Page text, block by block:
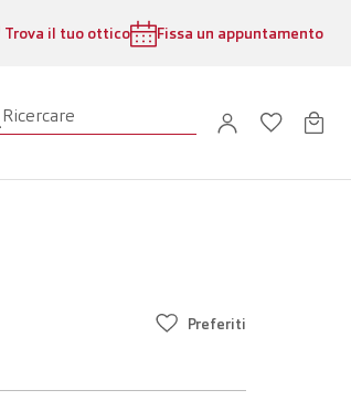
Trova il tuo ottico Fissa un appuntamento
Ricercare
Preferiti